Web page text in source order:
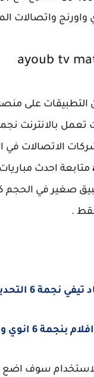
واتصالات
التطبيقات على
الاتصالات
متابعة احدث
صغير في الحجم
6 التحديث الأخير
واتصالات المغرب
سوف اضع